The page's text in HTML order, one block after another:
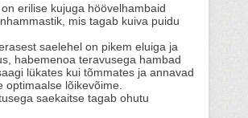
erilise kujuga höövelhambaid
mis tagab kuiva puidu
saelehel on pikem eluiga ja
habemenoa teravusega hambad
lükates kui tõmmates ja annavad
optimaalse lõikevõime.
saekaitse tagab ohutu